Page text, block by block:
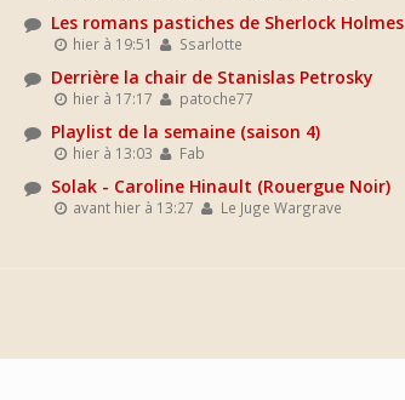
Les romans pastiches de Sherlock Holmes
hier à 19:51 Ssarlotte
Derrière la chair de Stanislas Petrosky
hier à 17:17 patoche77
Playlist de la semaine (saison 4)
hier à 13:03 Fab
Solak - Caroline Hinault (Rouergue Noir)
avant hier à 13:27 Le Juge Wargrave